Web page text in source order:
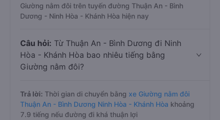
Giường nằm đôi trên tuyến đường Thuận An - Bình
Dương - Ninh Hòa - Khánh Hòa hiện nay
Câu hỏi: Từ Thuận An - Bình Dương đi Ninh
Hòa - Khánh Hòa bao nhiêu tiếng bằng
Giường nằm đôi?
Trả lời: Thời gian di chuyển bằng xe Giường nằm đôi
Thuận An - Bình Dương Ninh Hòa - Khánh Hòa khoảng
7.9 tiếng nếu đường đi khá thuận lợi